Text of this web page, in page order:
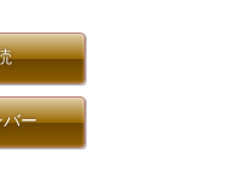
バー